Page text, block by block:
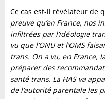
Ce cas est-il révélateur de
preuve qu’en France, nos
infiltrées par l’idéologie
vu que l’ONU et l’OMS
trans. On a vu, en France,
préparer des
santé trans. La HAS va
de l’autorité parentale les